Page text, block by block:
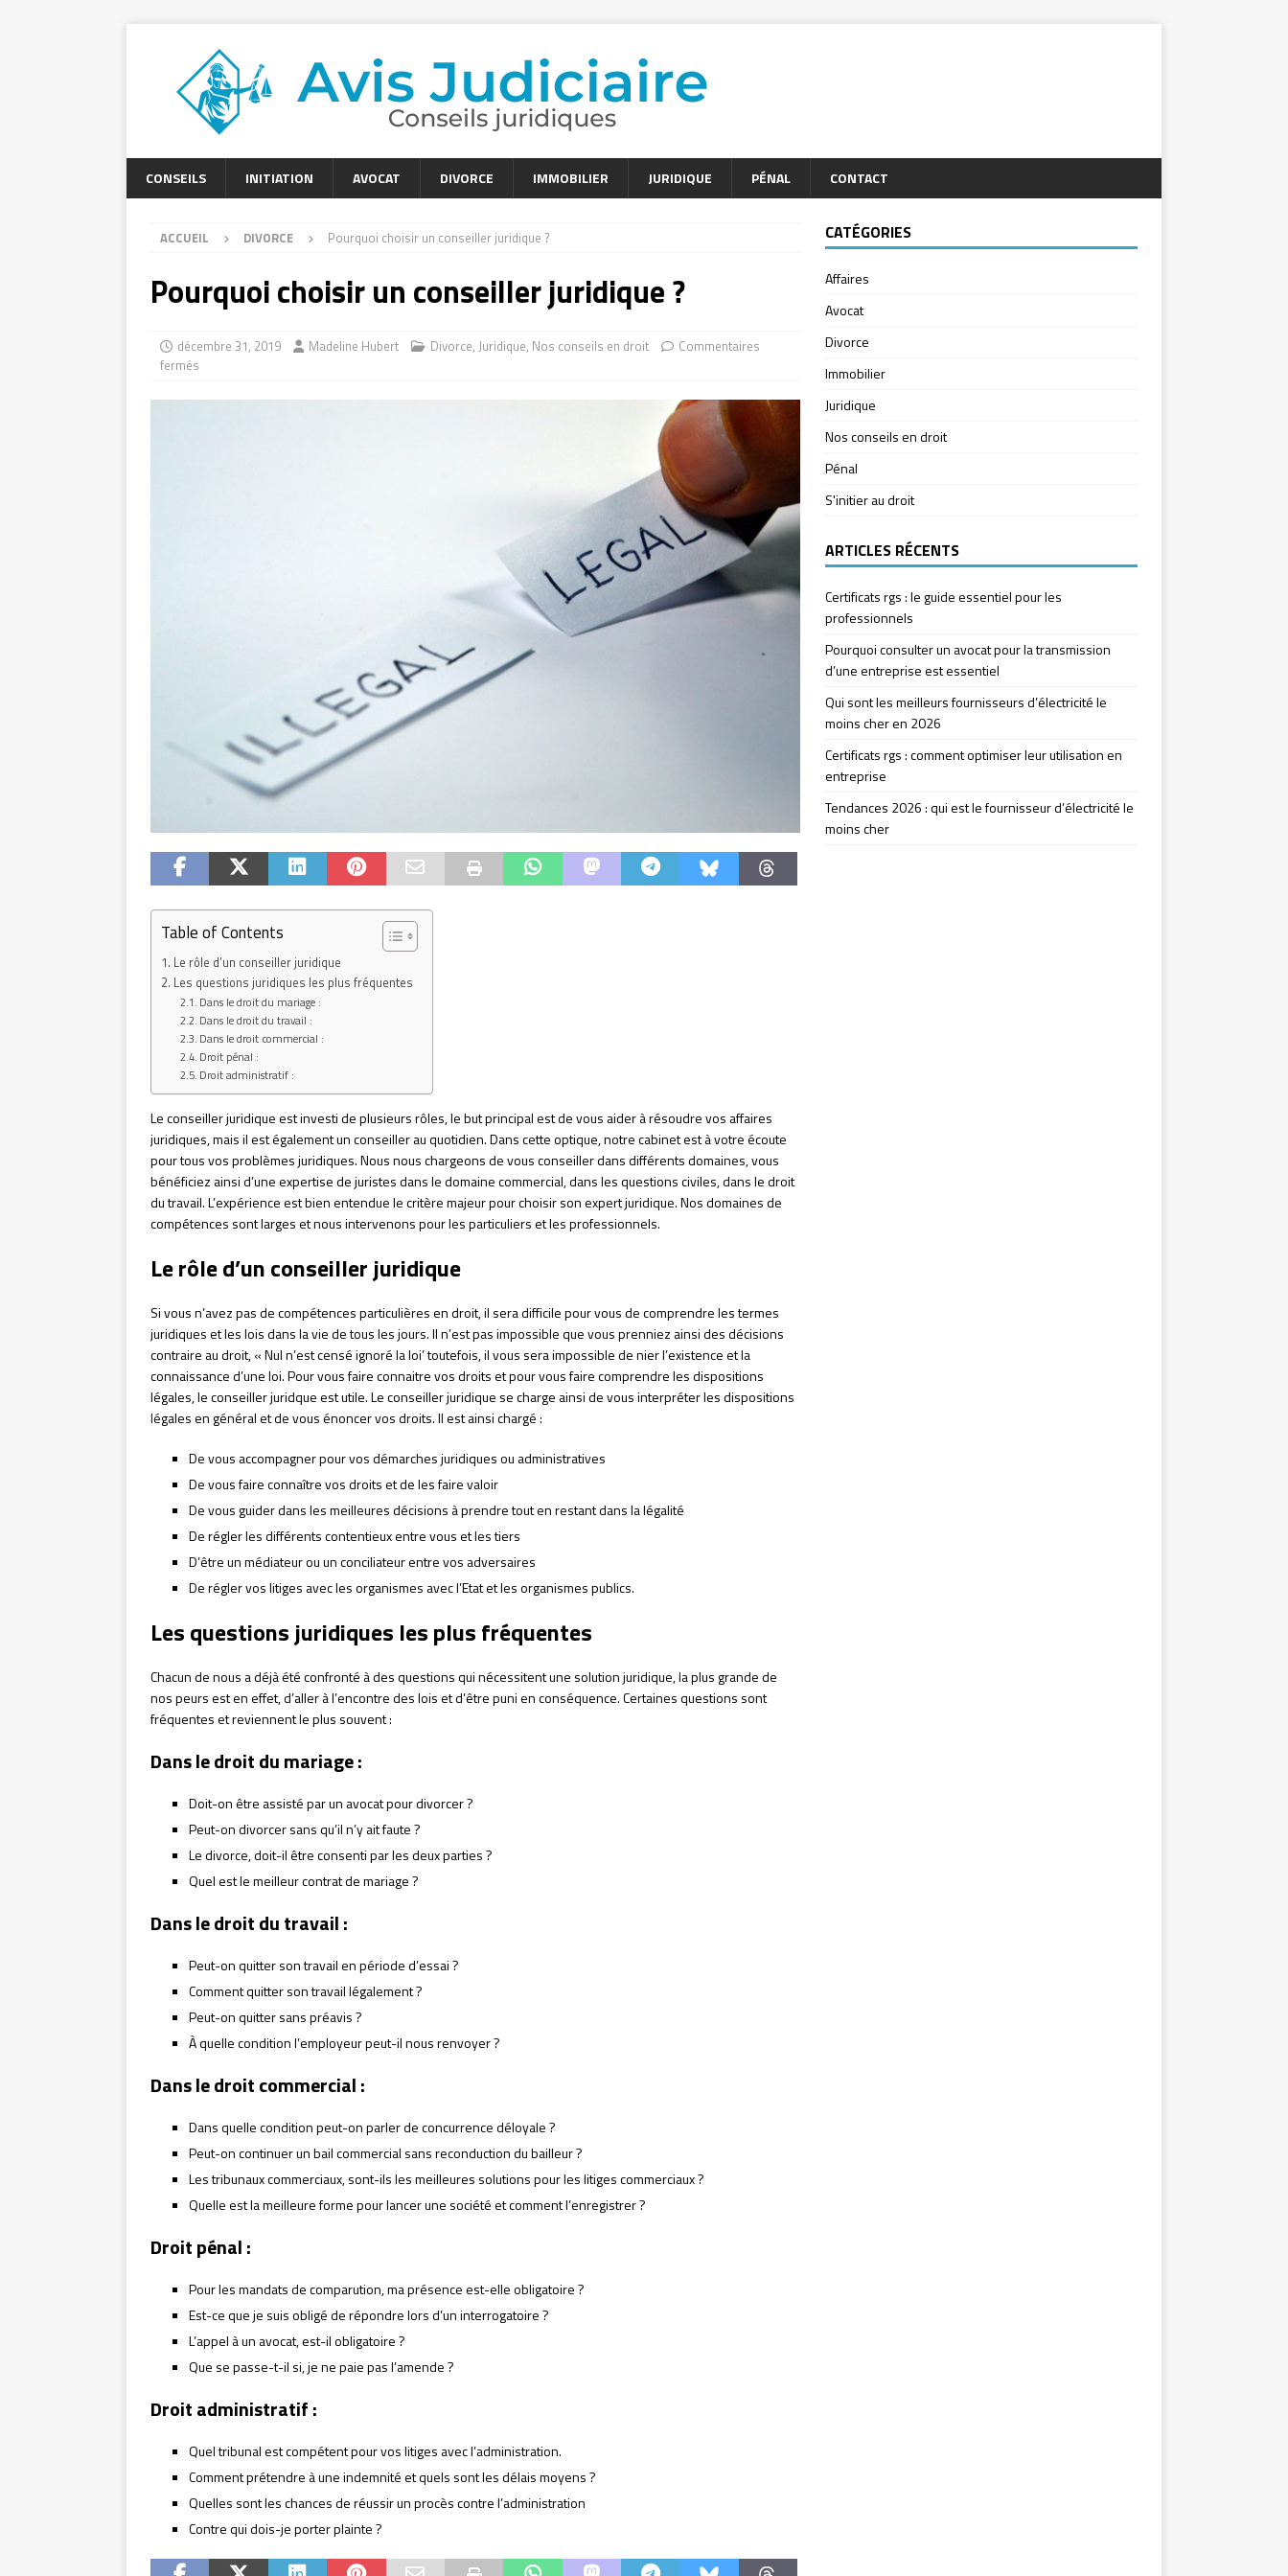
CONSEILS INITIATION AVOCAT DIVORCE IMMOBILIER JURIDIQUE PÉNAL CONTACT
ACCUEIL DIVORCE Pourquoi choisir un conseiller juridique ?
Pourquoi choisir un conseiller juridique ?
décembre 31, 2019 Madeline Hubert Divorce, Juridique, Nos conseils en droit
Commentaires
fermés
Table of Contents
Le rôle d’un conseiller juridique
Les questions juridiques les plus fréquentes
Dans le droit du mariage :
Dans le droit du travail :
Dans le droit commercial :
Droit pénal :
Droit administratif :
Le conseiller juridique est investi de plusieurs rôles, le but principal est de vous aider à résoudre vos affaires
juridiques, mais il est également un conseiller au quotidien. Dans cette optique, notre cabinet est à votre écoute
pour tous vos problèmes juridiques. Nous nous chargeons de vous conseiller dans différents domaines, vous
bénéficiez ainsi d’une expertise de juristes dans le domaine commercial, dans les questions civiles, dans le droit
du travail. L’expérience est bien entendue le critère majeur pour choisir son expert juridique. Nos domaines de
compétences sont larges et nous intervenons pour les particuliers et les professionnels.
Le rôle d’un conseiller juridique
Si vous n’avez pas de compétences particulières en droit, il sera difficile pour vous de comprendre les termes
juridiques et les lois dans la vie de tous les jours. Il n’est pas impossible que vous prenniez ainsi des décisions
contraire au droit, « Nul n’est censé ignoré la loi’ toutefois, il vous sera impossible de nier l’existence et la
connaissance d’une loi. Pour vous faire connaitre vos droits et pour vous faire comprendre les dispositions
légales, le conseiller juridque est utile. Le conseiller juridique se charge ainsi de vous interpréter les dispositions
légales en général et de vous énoncer vos droits. Il est ainsi chargé :
De vous accompagner pour vos démarches juridiques ou administratives
De vous faire connaître vos droits et de les faire valoir
De vous guider dans les meilleures décisions à prendre tout en restant dans la légalité
De régler les différents contentieux entre vous et les tiers
D’être un médiateur ou un conciliateur entre vos adversaires
De régler vos litiges avec les organismes avec l’Etat et les organismes publics.
Les questions juridiques les plus fréquentes
Chacun de nous a déjà été confronté à des questions qui nécessitent une solution juridique, la plus grande de
nos peurs est en effet, d’aller à l’encontre des lois et d’être puni en conséquence. Certaines questions sont
fréquentes et reviennent le plus souvent :
Dans le droit du mariage :
Doit-on être assisté par un avocat pour divorcer ?
Peut-on divorcer sans qu’il n’y ait faute ?
Le divorce, doit-il être consenti par les deux parties ?
Quel est le meilleur contrat de mariage ?
Dans le droit du travail :
Peut-on quitter son travail en période d’essai ?
Comment quitter son travail légalement ?
Peut-on quitter sans préavis ?
À quelle condition l’employeur peut-il nous renvoyer ?
Dans le droit commercial :
Dans quelle condition peut-on parler de concurrence déloyale ?
Peut-on continuer un bail commercial sans reconduction du bailleur ?
Les tribunaux commerciaux, sont-ils les meilleures solutions pour les litiges commerciaux ?
Quelle est la meilleure forme pour lancer une société et comment l’enregistrer ?
Droit pénal :
Pour les mandats de comparution, ma présence est-elle obligatoire ?
Est-ce que je suis obligé de répondre lors d’un interrogatoire ?
L’appel à un avocat, est-il obligatoire ?
Que se passe-t-il si, je ne paie pas l’amende ?
Droit administratif :
Quel tribunal est compétent pour vos litiges avec l’administration.
Comment prétendre à une indemnité et quels sont les délais moyens ?
Quelles sont les chances de réussir un procès contre l’administration
Contre qui dois-je porter plainte ?
CATÉGORIES
Affaires
Avocat
Divorce
Immobilier
Juridique
Nos conseils en droit
Pénal
S'initier au droit
ARTICLES RÉCENTS
Certificats rgs : le guide essentiel pour les
professionnels
Pourquoi consulter un avocat pour la transmission
d’une entreprise est essentiel
Qui sont les meilleurs fournisseurs d’électricité le
moins cher en 2026
Certificats rgs : comment optimiser leur utilisation en
entreprise
Tendances 2026 : qui est le fournisseur d’électricité le
moins cher